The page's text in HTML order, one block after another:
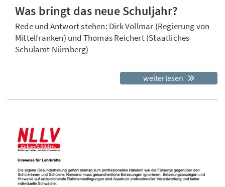
Was bringt das neue Schuljahr?
Rede und Antwort stehen: Dirk Vollmar (Regierung von
Mittelfranken) und Thomas Reichert (Staatliches
Schulamt Nürnberg)
weiterlesen